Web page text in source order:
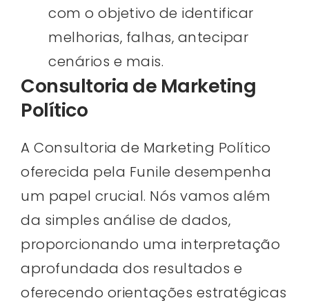
com o objetivo de identificar
melhorias, falhas, antecipar
cenários e mais.
Consultoria de Marketing
Político
A Consultoria de Marketing Político
oferecida pela Funile desempenha
um papel crucial. Nós vamos além
da simples análise de dados,
proporcionando uma interpretação
aprofundada dos resultados e
oferecendo orientações estratégicas